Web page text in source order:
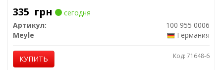
335 грн
сегодня
Артикул:
100 955 0006
Meyle
Германия
КУПИТЬ Код: 71648-6